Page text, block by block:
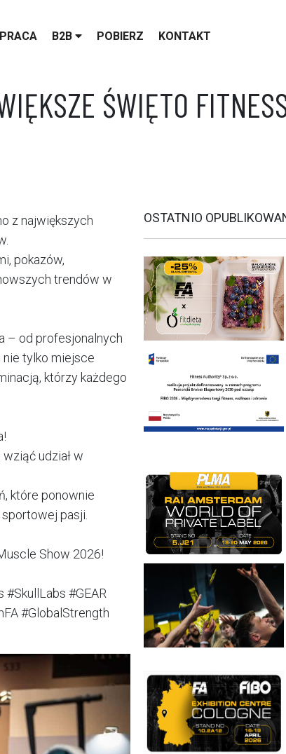
B2B POBIERZ KONTAKT
ŚWIĘTO
z największych
pokazów,
trendów w
– od profesjonalnych
tylko miejsce
którzy każdego
udział w
które ponownie
pasji.
Show 2026!
#GEAR
#GlobalStrength
OSTATNIO